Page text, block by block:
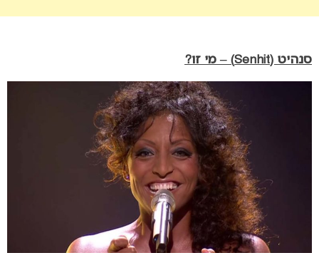
סנהיט (Senhit) – מי זו?